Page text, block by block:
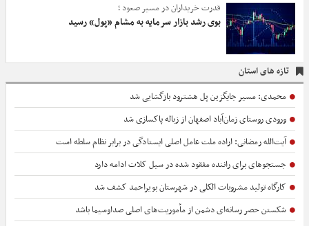
قدرت خریداران در مسیر صعود ؛
بوی رشد بازار سرمایه به مشام «پول» رسید
تازه های استان
محمدی: مسیر جایگزین پل هشترود بازگشایی شد
ورودی روستای زمان‌آباد اصفهان از زباله پاکسازی شد
آیت‌الله رمضانی: اراده ملت عامل اصلی ایستادگی در برابر نظام سلطه است
جستجوهای برای راننده مفقود شده در سیل کلات ادامه دارد
کارگاه تولید مشروبات الکلی در شهرستان بویراحمد کشف شد
شکستن حصر رسانه‌ای دشمن از مأموریت‌های اصلی صداوسیما باشد